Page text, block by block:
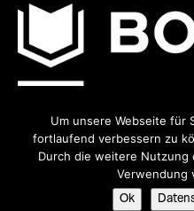
Um unsere Webseite für
fortlaufend verbessern zu
Durch die weitere Nutzung
Verwendung
Ok